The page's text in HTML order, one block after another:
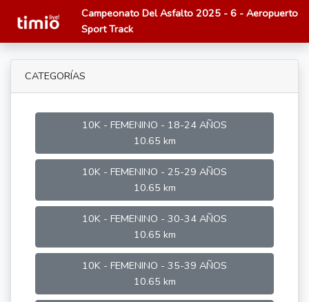
Campeonato Del Asfalto 2025 - 6 - Aeropuerto
Sport Track
CATEGORÍAS
10K - FEMENINO - 18-24 AÑOS
10.65 km
10K - FEMENINO - 25-29 AÑOS
10.65 km
10K - FEMENINO - 30-34 AÑOS
10.65 km
10K - FEMENINO - 35-39 AÑOS
10.65 km